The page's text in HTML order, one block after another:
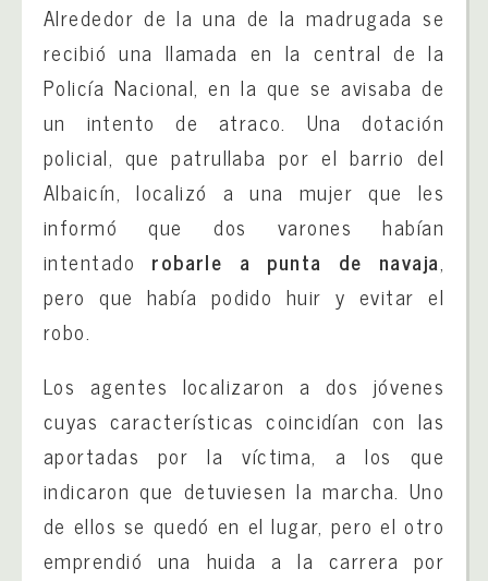
Alrededor de la una de la madrugada se
recibió una llamada en la central de la
Policía Nacional, en la que se avisaba de
un intento de atraco. Una dotación
policial, que patrullaba por el barrio del
Albaicín, localizó a una mujer que les
informó que dos varones habían
intentado robarle a punta de navaja,
pero que había podido huir y evitar el
robo.
Los agentes localizaron a dos jóvenes
cuyas características coincidían con las
aportadas por la víctima, a los que
indicaron que detuviesen la marcha. Uno
de ellos se quedó en el lugar, pero el otro
emprendió una huida a la carrera por